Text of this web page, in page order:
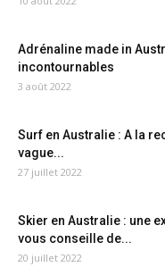
Adrénaline made in
incontournables
3 août 2022
Surf en Australie : A la
vague...
27 juillet 2022
Skier en Australie : une
vous conseille de...
20 juillet 2022